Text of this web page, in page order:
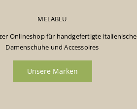
MELABLU
Onlineshop für handgefertigte italienische
Damenschuhe und Accessoires
Unsere Marken